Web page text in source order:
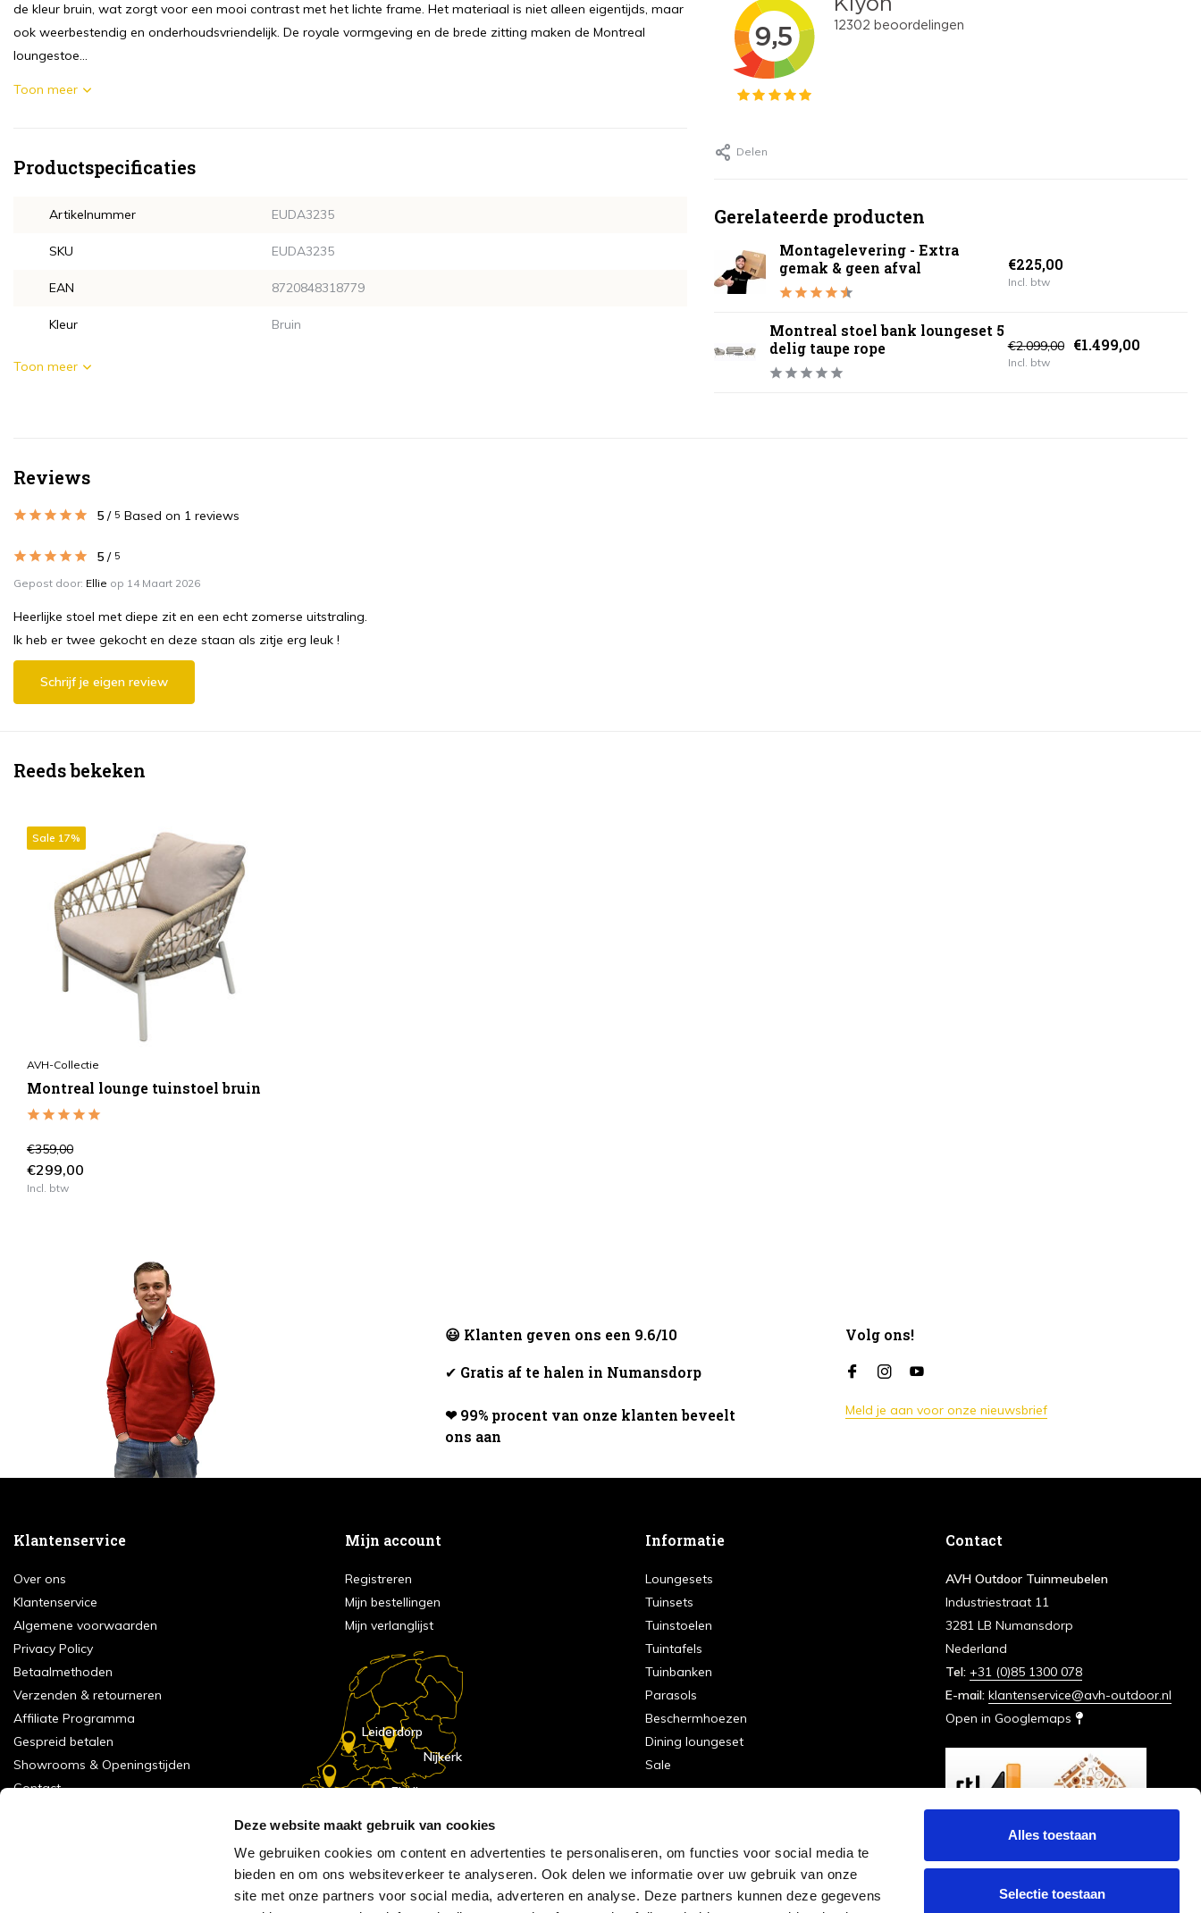
Deze website maakt gebruik van cookies
We gebruiken cookies om content en advertenties te personaliseren, om functies voor social media te
bieden en om ons websiteverkeer te analyseren. Ook delen we informatie over uw gebruik van onze
site met onze partners voor social media, adverteren en analyse. Deze partners kunnen deze gegevens
Alles toestaan
Selectie toestaan
de kleur bruin, wat zorgt voor een mooi contrast met het lichte frame. Het materiaal is niet alleen eigentijds, maar
ook weerbestendig en onderhoudsvriendelijk. De royale vormgeving en de brede zitting maken de Montreal
loungestoe...
Toon meer
Productspecificaties
Artikelnummer EUDA3235
SKU EUDA3235
EAN 8720848318779
Kleur Bruin
Toon meer
Delen
Gerelateerde producten
Montagelevering - Extra
gemak & geen afval
€225,00
Incl. btw
Montreal stoel bank loungeset 5
delig taupe rope
€2.099,00 €1.499,00
Incl. btw
Reviews
5 / 5 Based on 1 reviews
5 / 5
Gepost door: Ellie op 14 Maart 2026
Heerlijke stoel met diepe zit en een echt zomerse uitstraling.
Ik heb er twee gekocht en deze staan als zitje erg leuk !
Schrijf je eigen review
Reeds bekeken
Sale 17%
AVH-Collectie
Montreal lounge tuinstoel bruin
€359,00
€299,00
Incl. btw
😃 Klanten geven ons een 9.6/10
✔ Gratis af te halen in Numansdorp
❤ 99% procent van onze klanten beveelt
ons aan
Volg ons!
Meld je aan voor onze nieuwsbrief
Klantenservice
Over ons
Klantenservice
Algemene voorwaarden
Privacy Policy
Betaalmethoden
Verzenden & retourneren
Affiliate Programma
Gespreid betalen
Showrooms & Openingstijden
Contact
Mijn account
Registreren
Mijn bestellingen
Mijn verlanglijst
Eindhoven
Nijkerk
Leiderdorp
Informatie
Loungesets
Tuinsets
Tuinstoelen
Tuintafels
Tuinbanken
Parasols
Beschermhoezen
Dining loungeset
Sale
Contact
AVH Outdoor Tuinmeubelen
Industriestraat 11
3281 LB Numansdorp
Nederland
Tel: +31 (0)85 1300 078
E-mail: klantenservice@avh-outdoor.nl
Open in Googlemaps